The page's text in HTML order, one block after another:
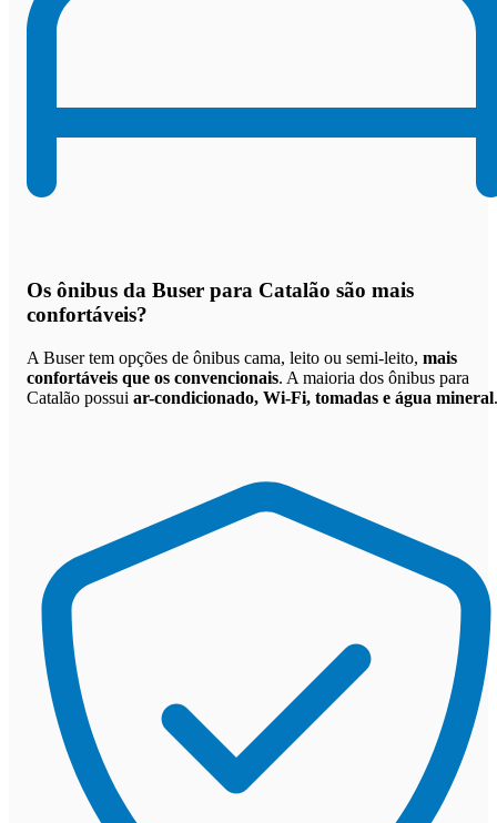
Os ônibus da Buser para Catalão são mais
confortáveis?
A Buser tem opções de ônibus cama, leito ou semi-leito, mais
confortáveis que os convencionais. A maioria dos ônibus para
Catalão possui ar-condicionado, Wi-Fi, tomadas e água mineral.